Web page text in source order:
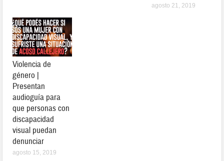
agosto 21, 2019
Violencia de
género |
Presentan
audioguía para
que personas con
discapacidad
visual puedan
denunciar
agosto 15, 2019